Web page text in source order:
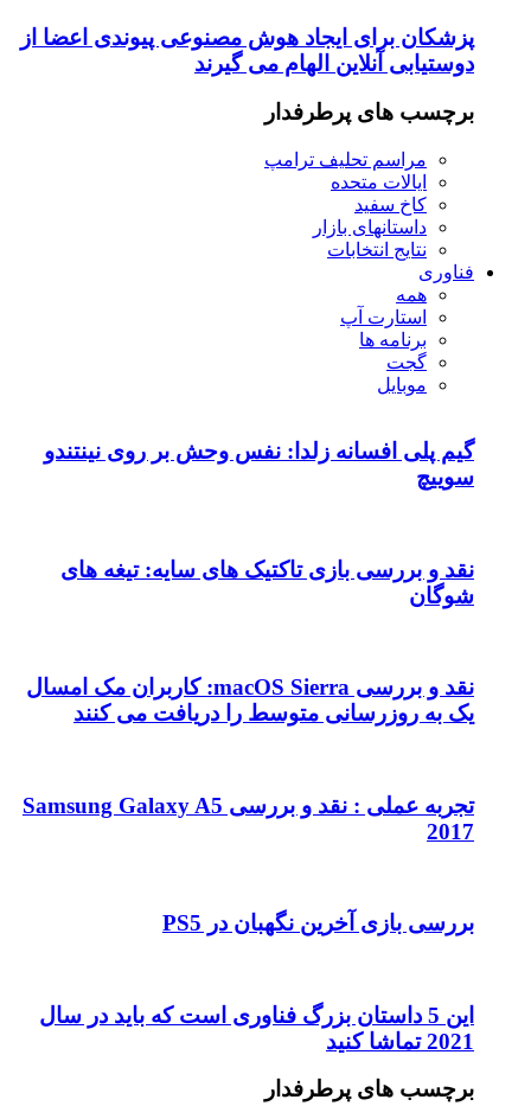
پزشکان برای ایجاد هوش مصنوعی پیوندی اعضا از
دوستیابی آنلاین الهام می گیرند
برچسب های پرطرفدار
مراسم تحلیف ترامپ
ایالات متحده
کاخ سفید
داستانهای بازار
نتایج انتخابات
فناوری
همه
استارت آپ
برنامه ها
گجت
موبایل
گیم پلی افسانه زلدا: نفس وحش بر روی نینتندو
سوییچ
نقد و بررسی بازی تاکتیک های سایه: تیغه های
شوگان
نقد و بررسی macOS Sierra: کاربران مک امسال
یک به روزرسانی متوسط را دریافت می کنند
تجربه عملی : نقد و بررسی Samsung Galaxy A5
2017
بررسی بازی آخرین نگهبان در PS5
این 5 داستان بزرگ فناوری است که باید در سال
2021 تماشا کنید
برچسب های پرطرفدار